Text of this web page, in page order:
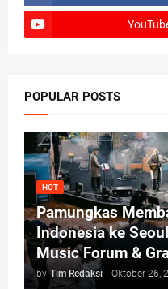
POPULAR POSTS
HOT
Pamungkas
Indonesia ke
Music Forum &
by Tim Redaksi - Oktober 26,